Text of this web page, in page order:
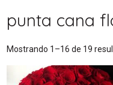
punta cana
Mostrando 1–16 de 19